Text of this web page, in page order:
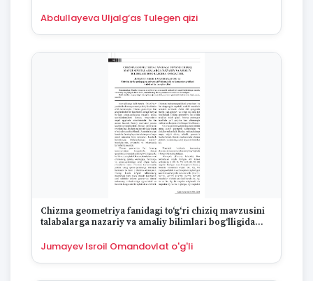
Abdullayeva Uljalg‘as Tulegen qizi
Chizma geometriya fanidagi to‘g‘ri chiziq mavzusini
talabalarga nazariy va amaliy bilimlari bog‘lligida
Jumayev Isroil Omandovlat o'g'li